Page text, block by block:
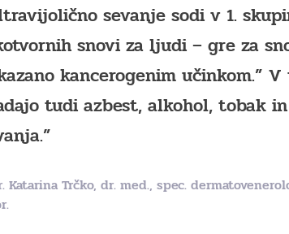
sevanje sodi v 1.
snovi za ljudi – gre za
kancerogenim učinkom.”
tudi azbest, alkohol, tobak
Katarina Trčko, dr. med., spec.